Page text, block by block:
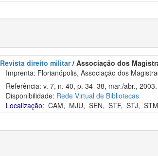
Revista direito militar/ Associação dos
Imprenta: Florianópolis, Associação dos
Referência: v. 7, n. 40, p. 34–38, mar./abr., 2003.
Disponibilidade: Rede Virtual de Bibliotecas
Localização: CAM, MJU, SEN, STF, STJ, STM